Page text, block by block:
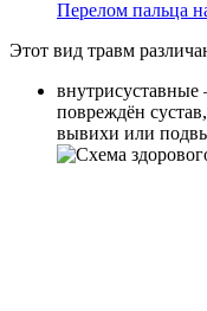
Перелом пальца
Этот вид травм
повреждён
вывихи или